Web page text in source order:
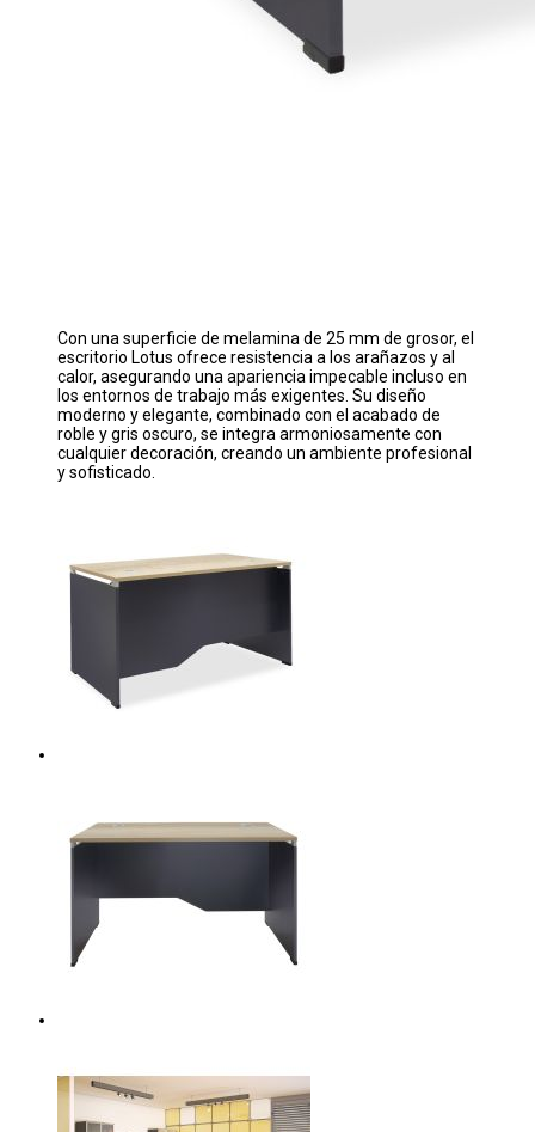
Con una superficie de melamina de 25 mm de grosor, el
escritorio Lotus ofrece resistencia a los arañazos y al
calor, asegurando una apariencia impecable incluso en
los entornos de trabajo más exigentes. Su diseño
moderno y elegante, combinado con el acabado de
roble y gris oscuro, se integra armoniosamente con
cualquier decoración, creando un ambiente profesional
y sofisticado.